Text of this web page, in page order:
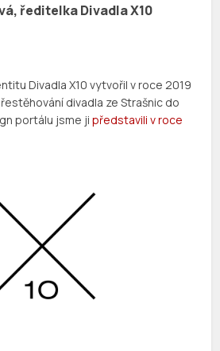
, ředitelka Divadla X10
Divadla X10 vytvořil v roce 2019
divadla ze Strašnic do
portálu jsme jipředstavili v roce